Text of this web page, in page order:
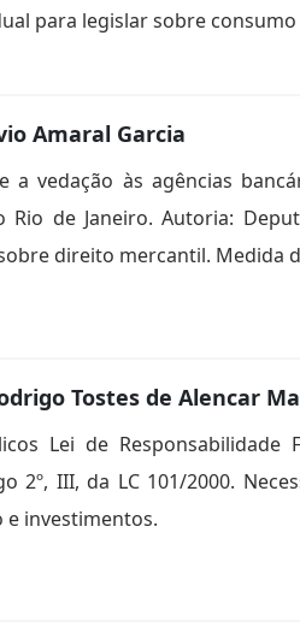
para legislar sobre consumo
Amaral Garcia
a vedação às agências
de Janeiro. Autoria:
direito mercantil.
Tostes de Alencar
Lei de Responsabilidade
2º, III, da LC 101/2000.
e investimentos.